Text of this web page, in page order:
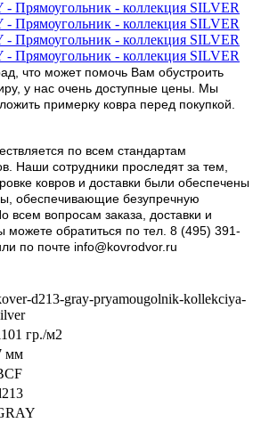
что может помочь Вам обустроить
у нас очень доступные цены. Мы
примерку ковра перед покупкой.
по всем стандартам
Наши сотрудники проследят за тем,
ковров и доставки были обеспечены
обеспечивающие безупречную
всем вопросам заказа, доставки и
можете обратиться по тел. 8 (495) 391-
по почте info@kovrodvor.ru
d213-gray-pryamougolnik-kollekciya-
гр./м2
мм